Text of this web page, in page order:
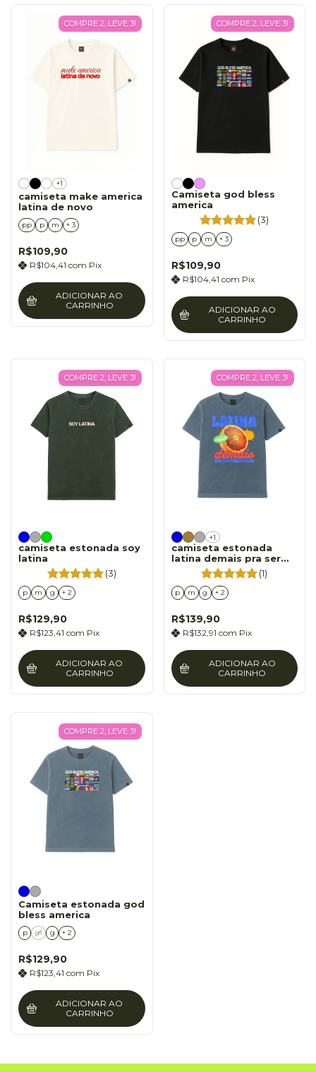
COMPRE 2, LEVE 3!
+1
camiseta make america
latina de novo
pp p m + 3
R$109,90
R$104,41 com Pix
ADICIONAR AO
CARRINHO
COMPRE 2, LEVE 3!
Camiseta god bless
america
(3)
pp p m + 3
R$109,90
R$104,41 com Pix
ADICIONAR AO
CARRINHO
COMPRE 2, LEVE 3!
camiseta estonada soy
latina
(3)
p m g + 2
R$129,90
R$123,41 com Pix
ADICIONAR AO
CARRINHO
COMPRE 2, LEVE 3!
+1
camiseta estonada
latina demais pra ser
minimalista
(1)
p m g + 2
R$139,90
R$132,91 com Pix
ADICIONAR AO
CARRINHO
COMPRE 2, LEVE 3!
Camiseta estonada god
bless america
p m g + 2
R$129,90
R$123,41 com Pix
ADICIONAR AO
CARRINHO